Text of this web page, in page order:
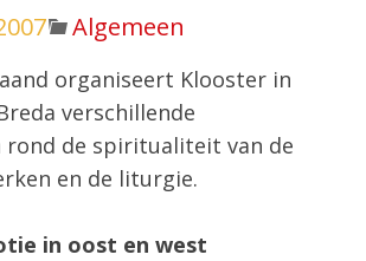
Algemeen
organiseert Klooster in
verschillende
de spiritualiteit van de
en de liturgie.
in oost en west